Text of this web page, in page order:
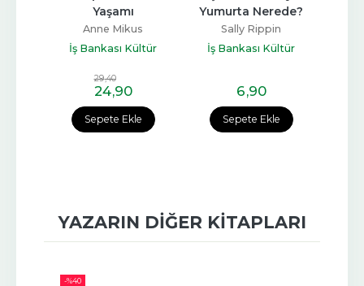
Sepete Ekle
Yaşamı
Anne Mikus
İş Bankası Kültür
29,40
24,90
Sepete Ekle
Yumurta Nerede?
Sally Rippin
İş Bankası Kültür
6,90
YAZARIN DIĞER KITAPLARI
-%40